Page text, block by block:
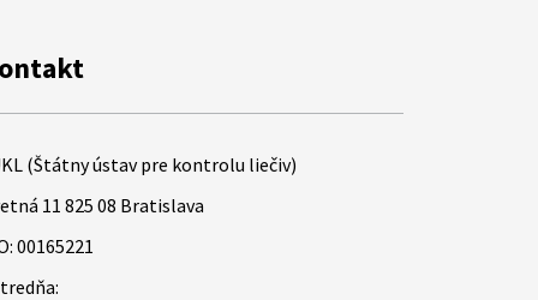
(Štátny ústav pre kontrolu liečiv)
11 825 08 Bratislava
00165221